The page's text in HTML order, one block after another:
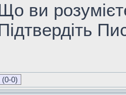
ви
(0-0)